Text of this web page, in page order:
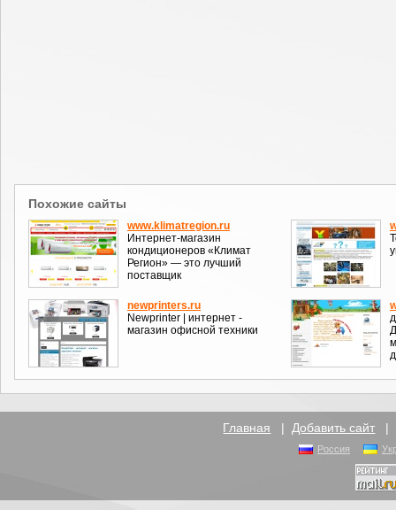
Похожие сайты
www.klimatregion.ru
Интернет-магазин
кондиционеров «Климат
Регион» — это лучший
поставщик
newprinters.ru
Newprinter | интернет -
магазин офисной техники
Главная | Добавить сайт |
Россия